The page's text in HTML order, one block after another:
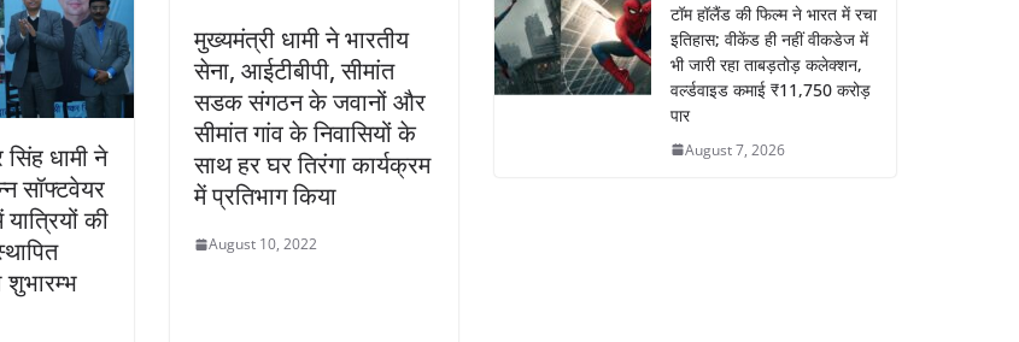
धामी ने
सॉफ्टवेयर
की
शुभारम्भ
मुख्यमंत्री धामी ने भारतीय
सेना, आईटीबीपी, सीमांत
सडक संगठन के जवानों और
सीमांत गांव के निवासियों के
साथ हर घर तिरंगा कार्यक्रम
में प्रतिभाग किया
August 10, 2022
टॉम हॉलैंड की फिल्म ने भारत में रचा
इतिहास; वीकेंड ही नहीं वीकडेज में
भी जारी रहा ताबड़तोड़ कलेक्शन,
वर्ल्डवाइड कमाई ₹11,750 करोड़
पार
August 7, 2026